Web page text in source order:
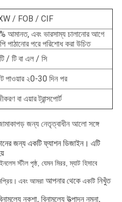
/ FOB / CIF
আমানত, এবং ভারসাম্য চালানোর আগে
পাঠানোর পরে পরিশোধ করা উচিত
টি / টি বা এল / সি
পাওয়ার ২0-30 দিন পর
বা এয়ার ট্রান্সপোর্ট
জন্য নেতৃত্বাধীন আলো সঙ্গে
জন্য একটি ফ্যাশন ডিজাইন। এটি
স্টীল পৃষ্ঠ, যেমন মিরর, ম্যাট হিসাবে
এবং আমরা আপনার থেকেএকটি নিখুঁত
নকশা, বিনামূল্যে উত্পাদন নমুনা,